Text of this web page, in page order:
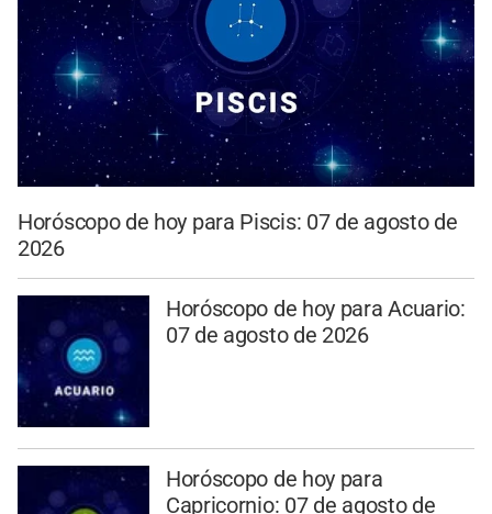
Horóscopo de hoy para Piscis: 07 de agosto de
2026
Horóscopo de hoy para Acuario:
07 de agosto de 2026
Horóscopo de hoy para
Capricornio: 07 de agosto de